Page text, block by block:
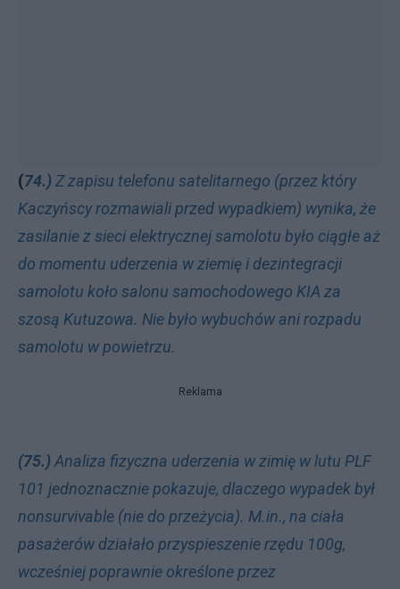
(74.) Z zapisu telefonu satelitarnego (przez który
Kaczyńscy rozmawiali przed wypadkiem) wynika, że
zasilanie z sieci elektrycznej samolotu było ciągłe aż
do momentu uderzenia w ziemię i dezintegracji
samolotu koło salonu samochodowego KIA za
szosą Kutuzowa. Nie było wybuchów ani rozpadu
samolotu w powietrzu.
Reklama
(75.) Analiza fizyczna uderzenia w zimię w lutu PLF
101 jednoznacznie pokazuje, dlaczego wypadek był
nonsurvivable (nie do przeżycia). M.in., na ciała
pasażerów działało przyspieszenie rzędu 100g,
wcześniej poprawnie określone przez